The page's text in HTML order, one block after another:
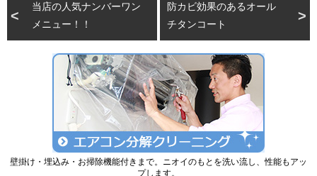
当店の人気ナンバーワン
メニュー！！
防カビ効果のあるオール
チタンコート
壁掛け・埋込み・お掃除機能付きまで。ニオイのもとを洗い流し、性能もアッ
プします。